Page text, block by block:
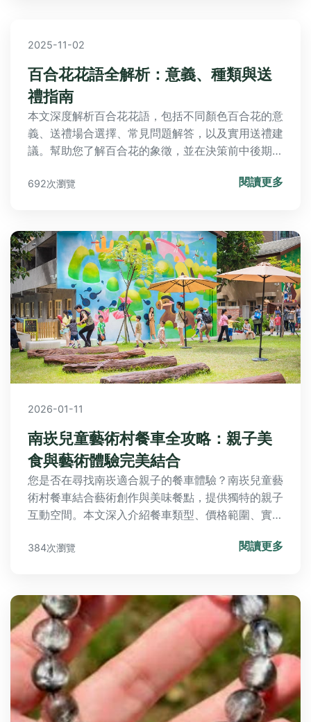
2025-11-02
百合花花語全解析：意義、種類與送
禮指南
本文深度解析百合花花語，包括不同顏色百合花的意
義、送禮場合選擇、常見問題解答，以及實用送禮建
議。幫助您了解百合花的象徵，並在決策前中後期獲
692次瀏覽 閱讀更多
2026-01-11
南崁兒童藝術村餐車全攻略：親子美
食與藝術體驗完美結合
您是否在尋找南崁適合親子的餐車體驗？南崁兒童藝
術村餐車結合藝術創作與美味餐點，提供獨特的親子
互動空間。本文深入介紹餐車類型、價格範圍、實際
親子之旅。
384次瀏覽 閱讀更多